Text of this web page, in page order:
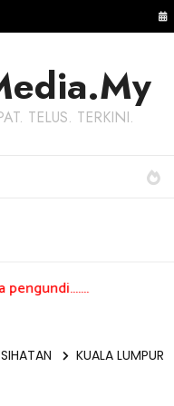
TELUS. TERKINI.
KUALA LUMPUR